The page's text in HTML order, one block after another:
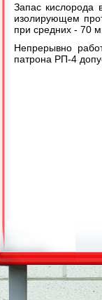
Запас кислорода
изолирующем
при средних - 70
Непрерывно
патрона РП-4